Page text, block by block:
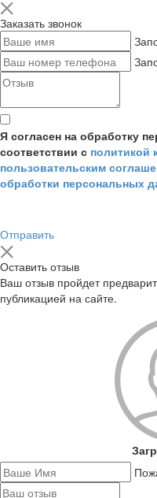
Заказать звонок
Я согласен на обработку
соответствии с политикой
пользовательским
обработки персональных
Отправить
Оставить отзыв
Ваш отзыв пройдет
публикацией на сайте.